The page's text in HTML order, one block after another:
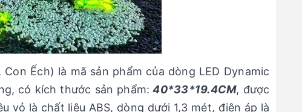
Ếch) là mã sản phẩm của dòng LED Dynamic
có kích thước sản phẩm: 40*33*19.4CM, được
vỏ là chất liệu ABS, dòng dưới 1,3 mét, điện áp là